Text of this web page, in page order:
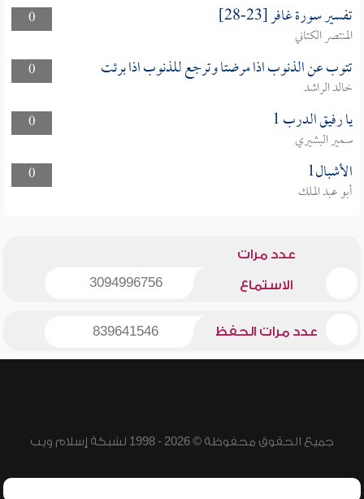
0
تفسير سورة غافر [23-28]
المنتصر الكتاني
0
تتوب عن الذنوب اذا مرضتا وترجع للذنوب اذا برئت
خالد الراشد
0
يا رفيق الدرب 1
سمير البشيري
0
الأشبال1
أبو عبد الملك
عدد مرات
الاستماع 3094996756
عدد مرات الحفظ 839641546
جميع الحقوق محفوظة © 2026 - 1998 لشبكة إسلام ويب